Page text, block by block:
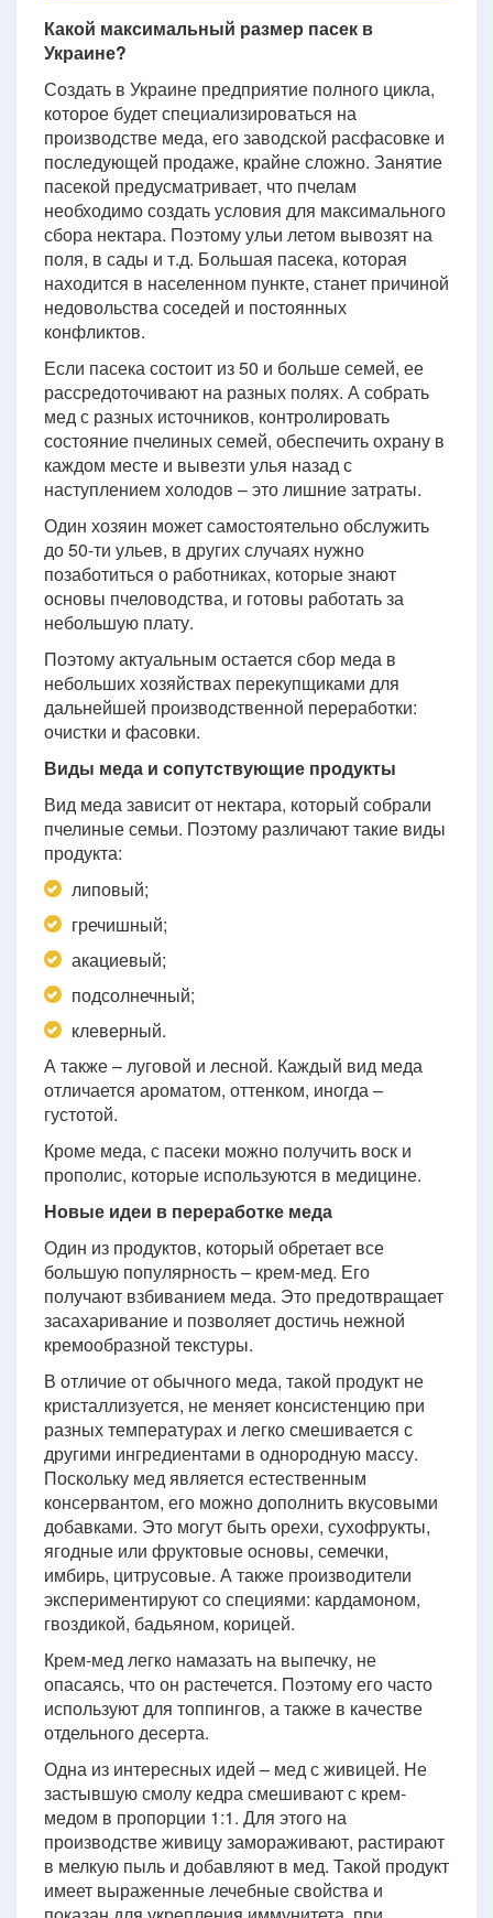
Какой максимальный размер пасек в
Украине?
Создать в Украине предприятие полного цикла,
которое будет специализироваться на
производстве меда, его заводской расфасовке и
последующей продаже, крайне сложно. Занятие
пасекой предусматривает, что пчелам
необходимо создать условия для максимального
сбора нектара. Поэтому ульи летом вывозят на
поля, в сады и т.д. Большая пасека, которая
находится в населенном пункте, станет причиной
недовольства соседей и постоянных
конфликтов.
Если пасека состоит из 50 и больше семей, ее
рассредоточивают на разных полях. А собрать
мед с разных источников, контролировать
состояние пчелиных семей, обеспечить охрану в
каждом месте и вывезти улья назад с
наступлением холодов – это лишние затраты.
Один хозяин может самостоятельно обслужить
до 50-ти ульев, в других случаях нужно
позаботиться о работниках, которые знают
основы пчеловодства, и готовы работать за
небольшую плату.
Поэтому актуальным остается сбор меда в
небольших хозяйствах перекупщиками для
дальнейшей производственной переработки:
очистки и фасовки.
Виды меда и сопутствующие продукты
Вид меда зависит от нектара, который собрали
пчелиные семьи. Поэтому различают такие виды
продукта:
липовый;
гречишный;
акациевый;
подсолнечный;
клеверный.
А также – луговой и лесной. Каждый вид меда
отличается ароматом, оттенком, иногда –
густотой.
Кроме меда, с пасеки можно получить воск и
прополис, которые используются в медицине.
Новые идеи в переработке меда
Один из продуктов, который обретает все
большую популярность – крем-мед. Его
получают взбиванием меда. Это предотвращает
засахаривание и позволяет достичь нежной
кремообразной текстуры.
В отличие от обычного меда, такой продукт не
кристаллизуется, не меняет консистенцию при
разных температурах и легко смешивается с
другими ингредиентами в однородную массу.
Поскольку мед является естественным
консервантом, его можно дополнить вкусовыми
добавками. Это могут быть орехи, сухофрукты,
ягодные или фруктовые основы, семечки,
имбирь, цитрусовые. А также производители
экспериментируют со специями: кардамоном,
гвоздикой, бадьяном, корицей.
Крем-мед легко намазать на выпечку, не
опасаясь, что он растечется. Поэтому его часто
используют для топпингов, а также в качестве
отдельного десерта.
Одна из интересных идей – мед с живицей. Не
застывшую смолу кедра смешивают с крем-
медом в пропорции 1:1. Для этого на
производстве живицу замораживают, растирают
в мелкую пыль и добавляют в мед. Такой продукт
имеет выраженные лечебные свойства и